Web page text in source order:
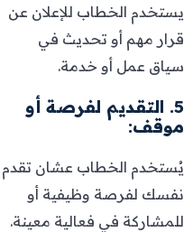
يستخدم الخطاب للإعلان عن
قرار مهم أو تحديث في
سياق عمل أو خدمة.
5. التقديم لفرصة أو
موقف:
يُستخدم الخطاب عشان تقدم
نفسك لفرصة وظيفية أو
للمشاركة في فعالية معينة.